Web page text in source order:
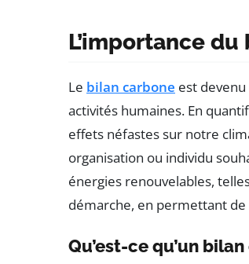
L’importance
Le bilan carbone est
activités humaines. En
effets néfastes sur notre
organisation ou individu
énergies renouvelables,
démarche, en permettant
Qu’est-ce qu’un